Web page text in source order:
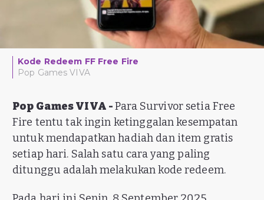
Kode Redeem FF Free Fire
Pop Games VIVA
Pop Games VIVA -Para Survivor setia Free
Fire tentu tak ingin ketinggalan kesempatan
untuk mendapatkan hadiah dan item gratis
setiap hari. Salah satu cara yang paling
ditunggu adalah melakukan kode redeem.